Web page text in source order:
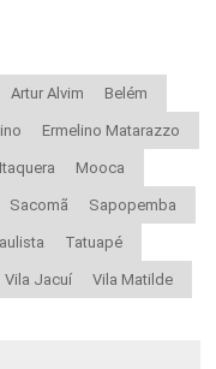
Artur Alvim Belém
Ermelino Matarazzo
Itaquera Mooca
Sacomã Sapopemba
Tatuapé
Vila Jacuí Vila Matilde